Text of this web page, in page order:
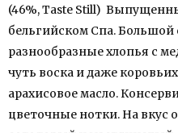
(46%, Taste Still)
бельгийском Спа.
разнообразные хлопья с
чуть воска и даже
арахисовое масло.
цветочные нотки. На вкус